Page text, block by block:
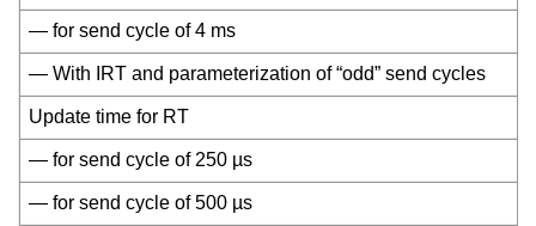
— for send cycle of 4 ms
— With IRT and parameterization of “odd” send cycles
Update time for RT
— for send cycle of 250 µs
— for send cycle of 500 µs